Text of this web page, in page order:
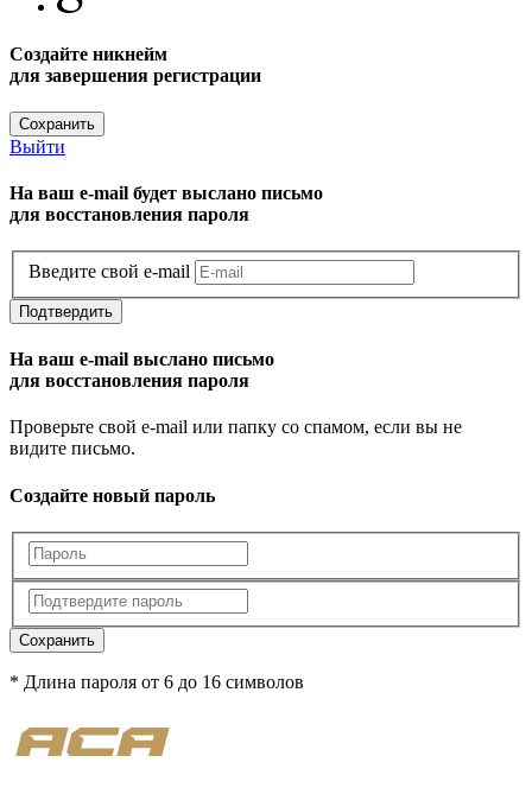
Создайте никнейм
для завершения регистрации
Сохранить
Выйти
На ваш e-mail будет выслано письмо
для восстановления пароля
Введите свой e-mail
Подтвердить
На ваш e-mail выслано письмо
для восстановления пароля
Проверьте свой e-mail или папку со спамом, если вы не
видите письмо.
Создайте новый пароль
Сохранить
* Длина пароля от 6 до 16 символов